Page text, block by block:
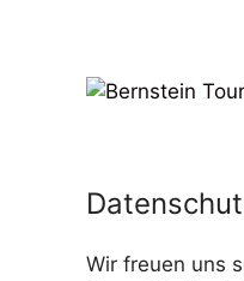
Wir freuen uns